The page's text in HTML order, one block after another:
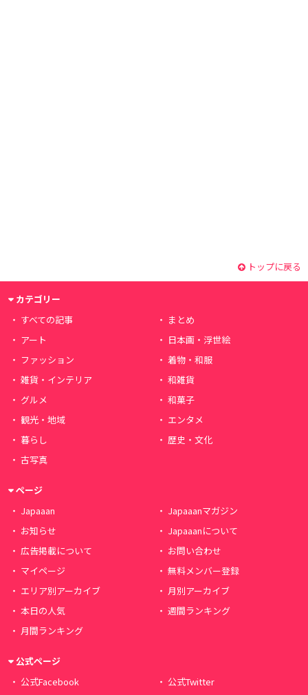
トップに戻る
カテゴリー
すべての記事
まとめ
アート
日本画・浮世絵
ファッション
着物・和服
雑貨・インテリア
和雑貨
グルメ
和菓子
観光・地域
エンタメ
暮らし
歴史・文化
古写真
ページ
Japaaan
Japaaanマガジン
お知らせ
Japaaanについて
広告掲載について
お問い合わせ
マイページ
無料メンバー登録
エリア別アーカイブ
月別アーカイブ
本日の人気
週間ランキング
月間ランキング
公式ページ
公式Facebook
公式Twitter